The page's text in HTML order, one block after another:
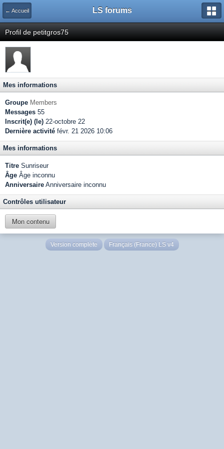
← Accueil LS forums
Profil de petitgros75
Mes informations
Groupe Members
Messages 55
Inscrit(e) (le) 22-octobre 22
Dernière activité févr. 21 2026 10:06
Mes informations
Titre Sunriseur
Âge Âge inconnu
Anniversaire Anniversaire inconnu
Contrôles utilisateur
Mon contenu
Version complète Français (France) LS v4